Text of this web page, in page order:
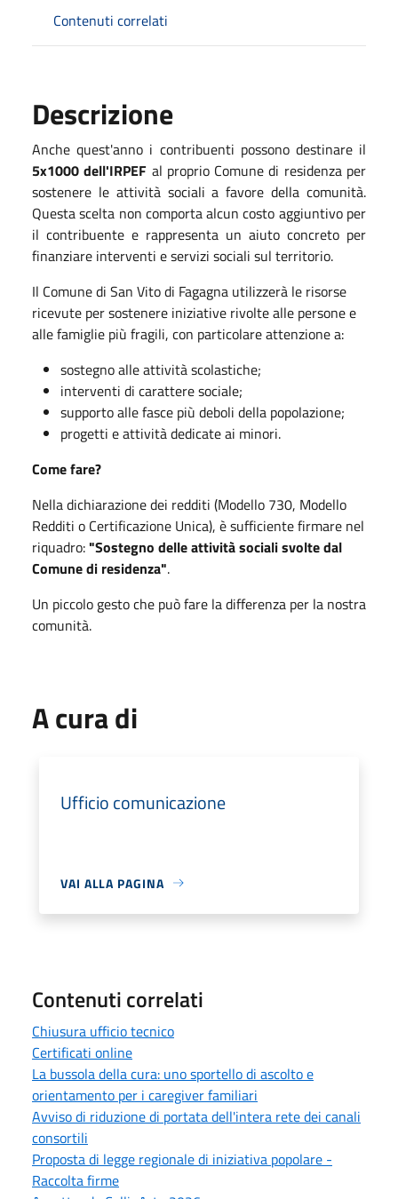
Contenuti correlati
Descrizione
Anche quest'anno i contribuenti possono destinare il
5x1000 dell'IRPEF al proprio Comune di residenza per
sostenere le attività sociali a favore della comunità.
Questa scelta non comporta alcun costo aggiuntivo per
il contribuente e rappresenta un aiuto concreto per
finanziare interventi e servizi sociali sul territorio.
Il Comune di San Vito di Fagagna utilizzerà le risorse
ricevute per sostenere iniziative rivolte alle persone e
alle famiglie più fragili, con particolare attenzione a:
sostegno alle attività scolastiche;
interventi di carattere sociale;
supporto alle fasce più deboli della popolazione;
progetti e attività dedicate ai minori.
Come fare?
Nella dichiarazione dei redditi (Modello 730, Modello
Redditi o Certificazione Unica), è sufficiente firmare nel
riquadro:"Sostegno delle attività sociali svolte dal
Comune di residenza".
Un piccolo gesto che può fare la differenza per la nostra
comunità.
A cura di
Ufficio comunicazione
VAI ALLA PAGINA
Contenuti correlati
Chiusura ufficio tecnico
Certificati online
La bussola della cura: uno sportello di ascolto e
orientamento per i caregiver familiari
Avviso di riduzione di portata dell'intera rete dei canali
consortili
Proposta di legge regionale di iniziativa popolare -
Raccolta firme